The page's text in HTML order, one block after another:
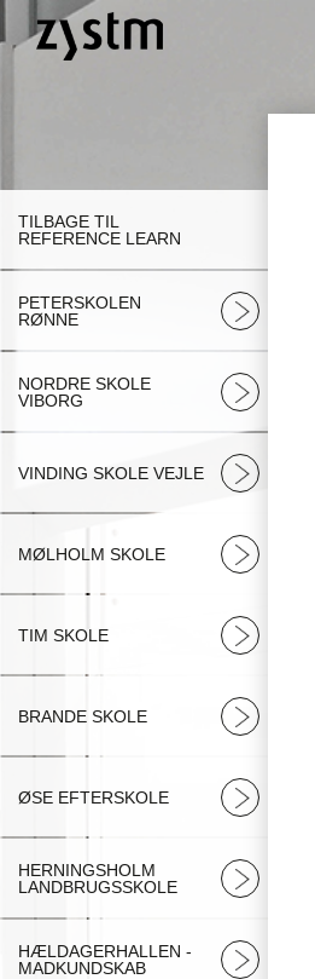
TILBAGE TIL
REFERENCE LEARN
PETERSKOLEN
RØNNE
NORDRE SKOLE
VIBORG
VINDING SKOLE VEJLE
MØLHOLM SKOLE
TIM SKOLE
BRANDE SKOLE
ØSE EFTERSKOLE
HERNINGSHOLM
LANDBRUGSSKOLE
HÆLDAGERHALLEN -
MADKUNDSKAB